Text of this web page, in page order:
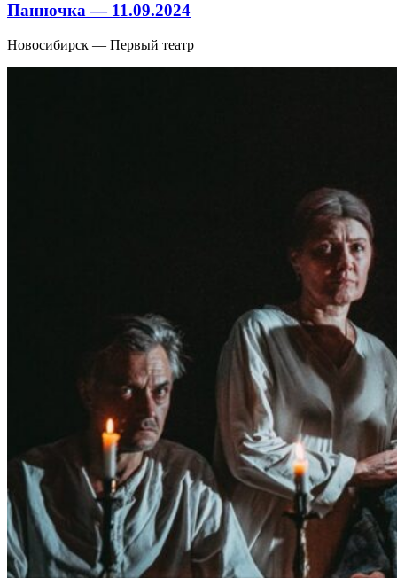
Панночка — 11.09.2024
Новосибирск — Первый театр